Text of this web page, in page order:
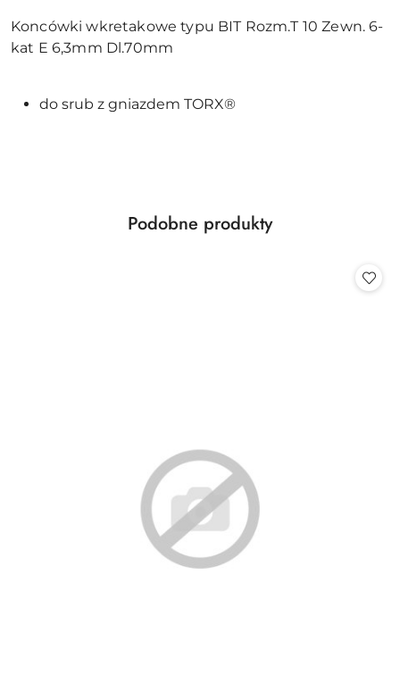
Koncówki wkretakowe typu BIT Rozm.T 10 Zewn. 6-
kat E 6,3mm Dl.70mm
do srub z gniazdem TORX®
Pomiń karuzelę produktów
Produkty
Podobne produkty